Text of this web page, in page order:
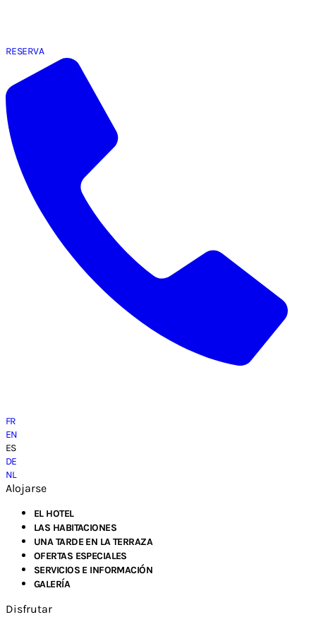
RESERVA
FR
EN
ES
DE
NL
Alojarse
EL HOTEL
LAS HABITACIONES
UNA TARDE EN LA TERRAZA
OFERTAS ESPECIALES
SERVICIOS E INFORMACIÓN
GALERÍA
Disfrutar